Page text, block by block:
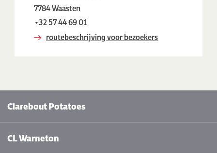
7784 Waasten
+32 57 44 69 01
routebeschrijving voor bezoekers
Clarebout Potatoes
CL Warneton